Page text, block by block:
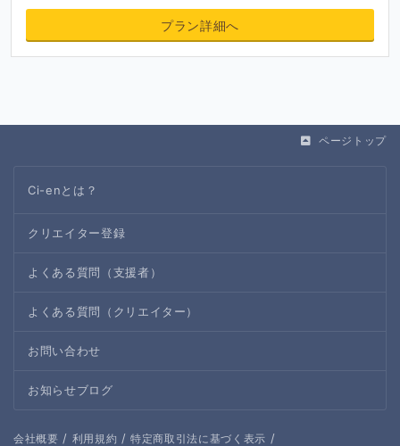
プラン詳細へ
ページトップ
Ci-enとは？
クリエイター登録
よくある質問（支援者）
よくある質問（クリエイター）
お問い合わせ
お知らせブログ
会社概要 / 利用規約 / 特定商取引法に基づく表示 /